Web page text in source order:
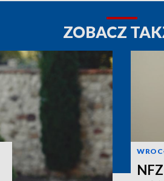
ZOBACZ